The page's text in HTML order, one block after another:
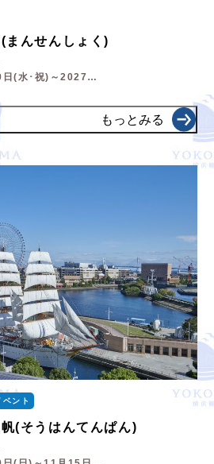
んせんしょく)
(水･祝)～2027…
もっとみる
ベント
(そうはんてんぱん)